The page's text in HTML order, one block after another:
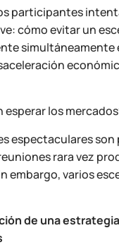
participantes
cómo evitar un
simultáneamente
esperar los
espectaculares
rara vez
embargo, varios
de una